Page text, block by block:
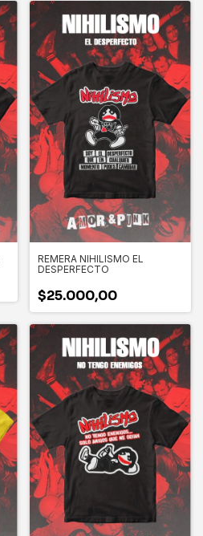
REMERA NIHILISMO EL
DESPERFECTO
$25.000,00